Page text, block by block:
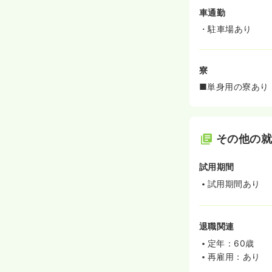
車通勤
・駐車場あり
寮
■単身用の寮あり
その他の
試用期間
試用期間あり
退職関連
定年：60歳
再雇用：あり